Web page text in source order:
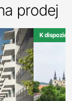
prodej
K dispozici